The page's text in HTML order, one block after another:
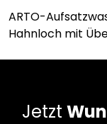
ARTO-
Hahnloch mit
Jetzt